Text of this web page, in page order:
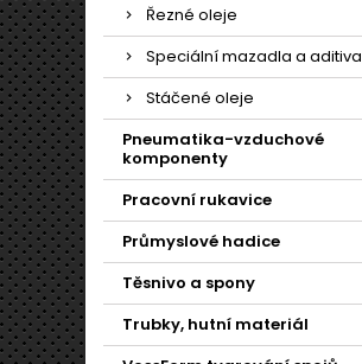
Řezné oleje
Speciální mazadla a aditiva
Stáčené oleje
Pneumatika-vzduchové
komponenty
Pracovní rukavice
Průmyslové hadice
Těsnivo a spony
Trubky, hutní materiál